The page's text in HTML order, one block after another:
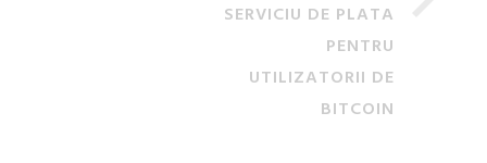
SERVICIU DE PLATA
PENTRU
UTILIZATORII DE
BITCOIN